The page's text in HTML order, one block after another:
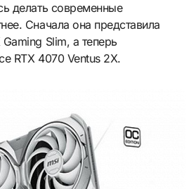
Сначала она представила
Slim, а теперь
RTX 4070 Ventus 2X.